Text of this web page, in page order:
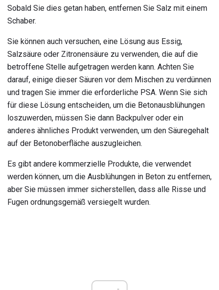
Sobald Sie dies getan haben, entfernen Sie Salz mit einem
Schaber.
Sie können auch versuchen, eine Lösung aus Essig,
Salzsäure oder Zitronensäure zu verwenden, die auf die
betroffene Stelle aufgetragen werden kann. Achten Sie
darauf, einige dieser Säuren vor dem Mischen zu verdünnen
und tragen Sie immer die erforderliche PSA. Wenn Sie sich
für diese Lösung entscheiden, um die Betonausblühungen
loszuwerden, müssen Sie dann Backpulver oder ein
anderes ähnliches Produkt verwenden, um den Säuregehalt
auf der Betonoberfläche auszugleichen.
Es gibt andere kommerzielle Produkte, die verwendet
werden können, um die Ausblühungen in Beton zu entfernen,
aber Sie müssen immer sicherstellen, dass alle Risse und
Fugen ordnungsgemäß versiegelt wurden.